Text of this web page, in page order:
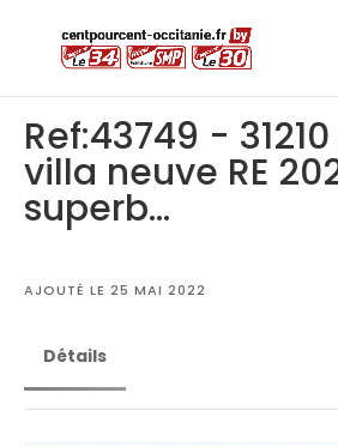
Ref:43749 - 31210
villa neuve RE
superb...
AJOUTÉ LE 25 MAI 2022
Détails